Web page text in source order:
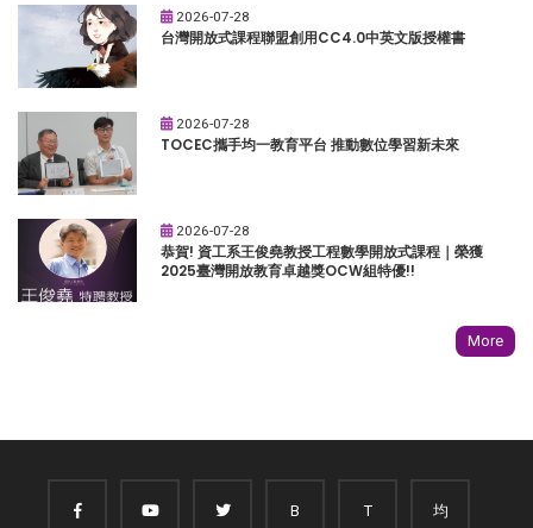
2026-07-28
台灣開放式課程聯盟創用CC4.0中英文版授權書
2026-07-28
TOCEC攜手均一教育平台 推動數位學習新未來
2026-07-28
恭賀! 資工系王俊堯教授工程數學開放式課程｜榮獲
2025臺灣開放教育卓越獎OCW組特優!!
More
B T 均